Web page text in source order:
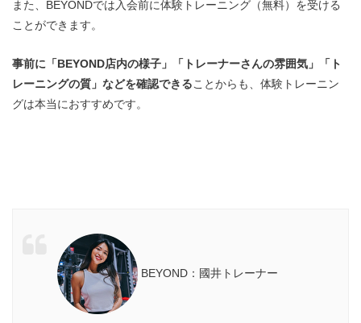
また、BEYONDでは入会前に体験トレーニング（無料）を受ける
ことができます。
事前に「BEYOND店内の様子」「トレーナーさんの雰囲気」「ト
レーニングの質」などを確認できることからも、体験トレーニン
グは本当におすすめです。
BEYOND：國井トレーナー